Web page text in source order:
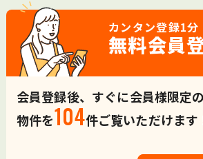
カンタン登録1分
無料会員
会員登録後、すぐに会員様限定の
物件を104件ご覧いただけます